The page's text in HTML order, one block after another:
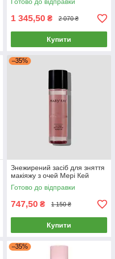
1 345,50 ₴ 2 070 ₴
Купити
–35%
Знежирений засіб для зняття
макіяжу з очей Мері Кей
Готово до відправки
747,50 ₴ 1 150 ₴
Купити
–35%